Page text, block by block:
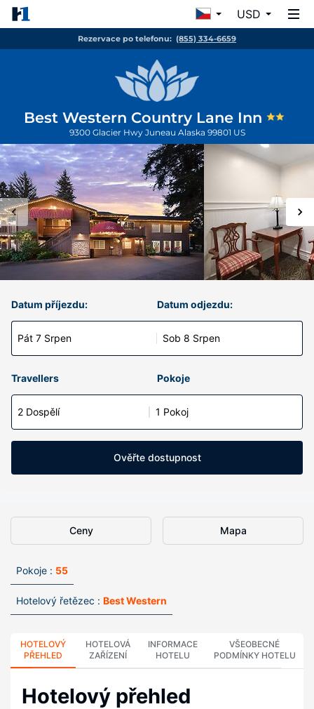
USD
Rezervace po telefonu: (855) 334-6659
Best Western Country Lane Inn
9300 Glacier Hwy Juneau Alaska 99801 US
Datum příjezdu:
Pát 7 Srpen
Datum odjezdu:
Sob 8 Srpen
Travellers Pokoje
2 Dospělí 1 Pokoj
Ověřte dostupnost
Ceny Mapa
Pokoje : 55
Hotelový řetězec : Best Western
HOTELOVÝ
PŘEHLED
HOTELOVÁ
ZAŘÍZENÍ
INFORMACE
HOTELU
VŠEOBECNÉ
PODMÍNKY HOTELU
Hotelový přehled